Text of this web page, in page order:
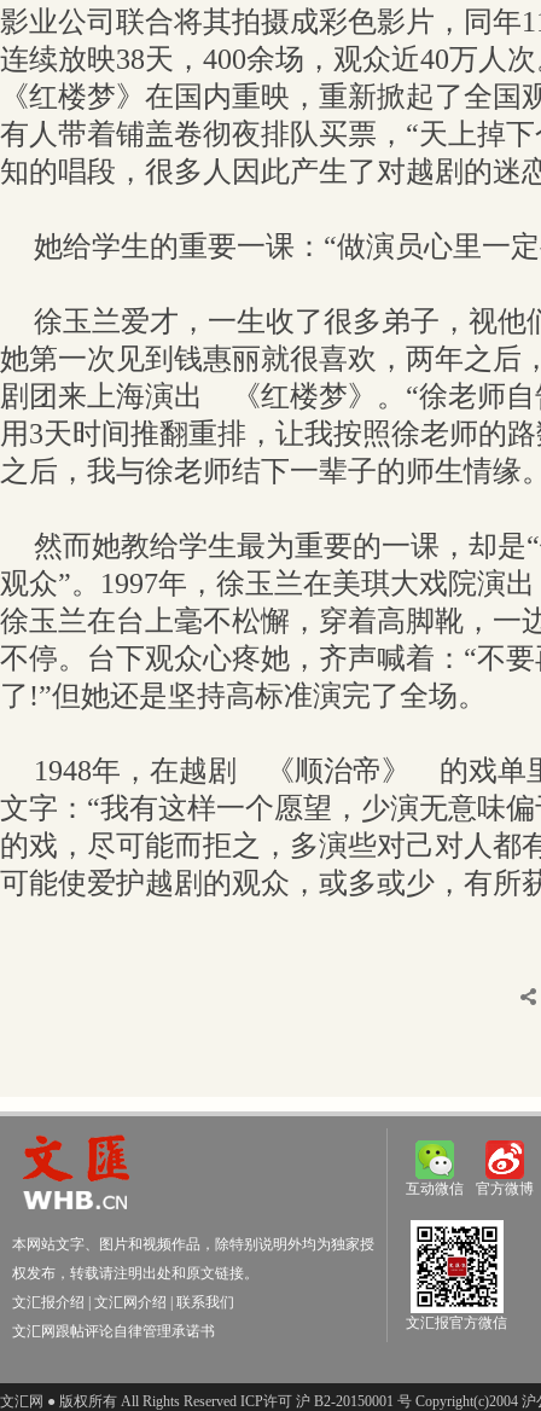
影业公司联合将其拍摄成彩色影片，同年
连续放映38天，400余场，观众近40万人
《红楼梦》在国内重映，重新掀起了全国
有人带着铺盖卷彻夜排队买票，“天上掉
知的唱段，很多人因此产生了对越剧的迷
她给学生的重要一课：“做演员心里一
徐玉兰爱才，一生收了很多弟子，视他
她第一次见到钱惠丽就很喜欢，两年之后
剧团来上海演出 《红楼梦》。“徐老师
用3天时间推翻重排，让我按照徐老师的
之后，我与徐老师结下一辈子的师生情缘
然而她教给学生最为重要的一课，却是
观众”。1997年，徐玉兰在美琪大戏院演
徐玉兰在台上毫不松懈，穿着高脚靴，一
不停。台下观众心疼她，齐声喊着：“不
了!”但她还是坚持高标准演完了全场。
1948年，在越剧 《顺治帝》 的戏单
文字：“我有这样一个愿望，少演无意味
的戏，尽可能而拒之，多演些对己对人都
可能使爱护越剧的观众，或多或少，有所
本网站文字、图片和视频作品，除特别说明外均为独家授
权发布，转载请注明出处和原文链接。
文汇报介绍
文汇网介绍
联系我们
文汇网跟帖评论自律管理承诺书
互动微信 官方微博
文汇报官方微信
文汇网 ● 版权所有 All Rights Reserved ICP许可 沪 B2-20150001 号 Copyright(c)2004